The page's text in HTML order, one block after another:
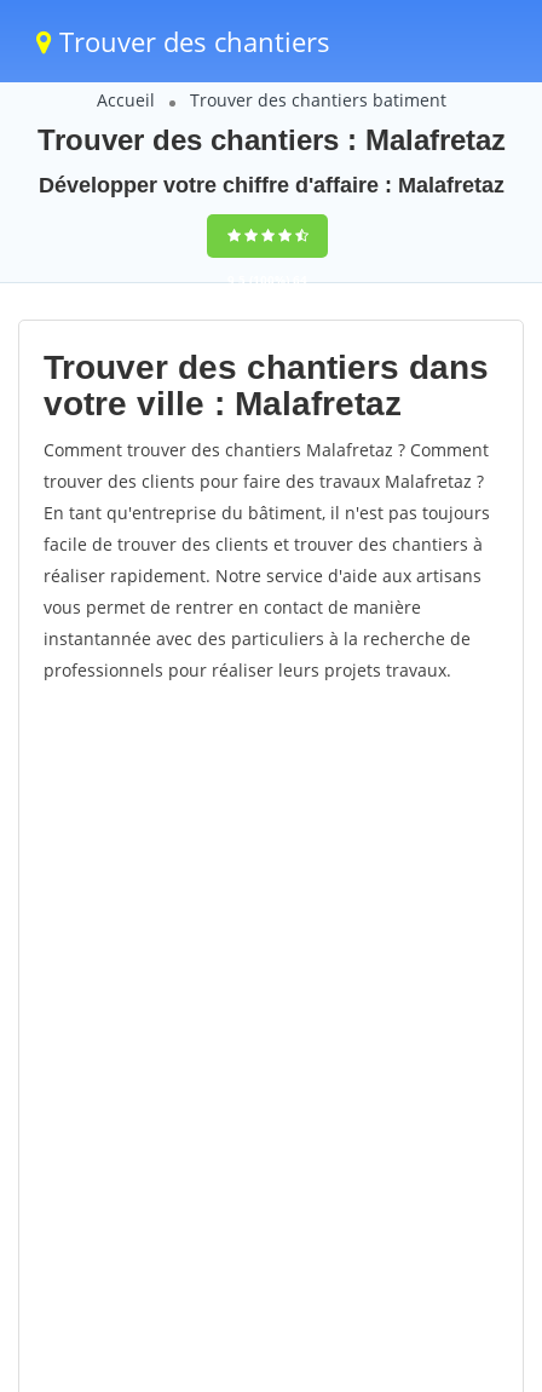
Trouver des chantiers
Accueil Trouver des chantiers batiment
Trouver des chantiers : Malafretaz
Développer votre chiffre d'affaire : Malafretaz
9,5(100%)64
votes
Trouver des chantiers dans
votre ville : Malafretaz
Comment trouver des chantiers Malafretaz ? Comment
trouver des clients pour faire des travaux Malafretaz ?
En tant qu'entreprise du bâtiment, il n'est pas toujours
facile de trouver des clients et trouver des chantiers à
réaliser rapidement. Notre service d'aide aux artisans
vous permet de rentrer en contact de manière
instantannée avec des particuliers à la recherche de
professionnels pour réaliser leurs projets travaux.